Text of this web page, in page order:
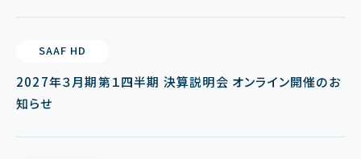
SAAF HD
2027年３月期第１四半期 決算説明会 オンライン開催のお
知らせ